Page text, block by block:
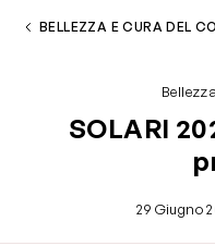
BELLEZZA E CURA DEL
SOLARI
29 Giugno